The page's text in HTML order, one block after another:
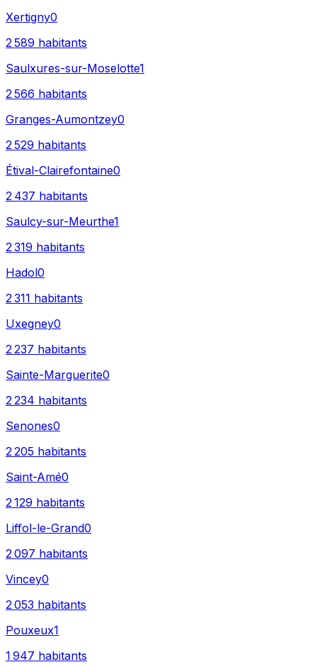
Xertigny0
2 589 habitants
Saulxures-sur-Moselotte1
2 566 habitants
Granges-Aumontzey0
2 529 habitants
Étival-Clairefontaine0
2 437 habitants
Saulcy-sur-Meurthe1
2 319 habitants
Hadol0
2 311 habitants
Uxegney0
2 237 habitants
Sainte-Marguerite0
2 234 habitants
Senones0
2 205 habitants
Saint-Amé0
2 129 habitants
Liffol-le-Grand0
2 097 habitants
Vincey0
2 053 habitants
Pouxeux1
1 947 habitants